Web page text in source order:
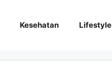
Kesehatan Lifestyle